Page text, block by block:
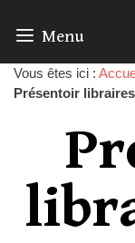
Menu
Vous êtes ici :
Présentoir